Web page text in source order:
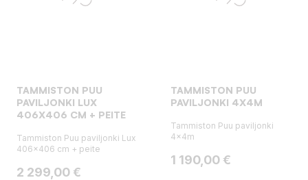
TAMMISTON PUU
PAVILJONKI LUX
406X406 CM + PEITE
Tammiston Puu paviljonki Lux
406x406 cm + peite
Hinta
2 299,00 €
TAMMISTON PUU
PAVILJONKI 4X4M
Tammiston Puu paviljonki
4x4m
Hinta
1 190,00 €